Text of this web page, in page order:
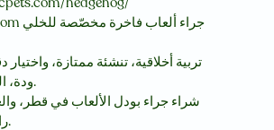
KhaleejiToyKilab.com جراء ألعاب فاخرة مخصّصة للخلي
تربية أخلاقية، تنشئة ممتازة، واختيار
ودة، الثقة، والرفقة الراقية.
شراء جراء بودل الألعاب في قطر،
رانيان للبيع في الأردن.